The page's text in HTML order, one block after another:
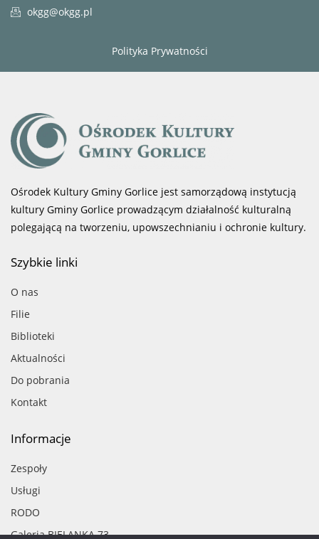
okgg@okgg.pl
Polityka Prywatności
Ośrodek Kultury Gminy Gorlice jest samorządową instytucją
kultury Gminy Gorlice prowadzącym działalność kulturalną
polegającą na tworzeniu, upowszechnianiu i ochronie kultury.
Szybkie linki
O nas
Filie
Biblioteki
Aktualności
Do pobrania
Kontakt
Informacje
Zespoły
Usługi
RODO
Galeria BIELANKA 73